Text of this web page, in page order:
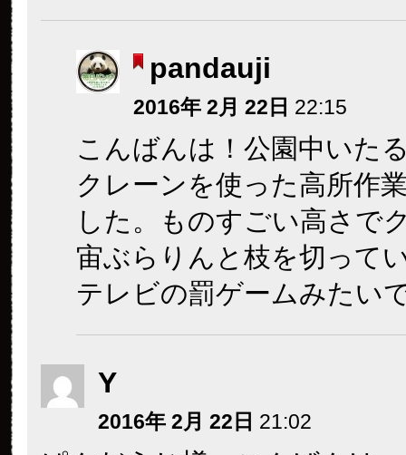
pandauji
2016年 2月 22日 22:15
こんばんは！公園中いた
クレーンを使った高所作
した。ものすごい高さで
宙ぶらりんと枝を切って
テレビの罰ゲームみたい
Y
2016年 2月 22日 21:02